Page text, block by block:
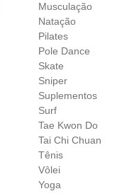
Musculação
Natação
Pilates
Pole Dance
Skate
Sniper
Suplementos
Surf
Tae Kwon Do
Tai Chi Chuan
Tênis
Vôlei
Yoga